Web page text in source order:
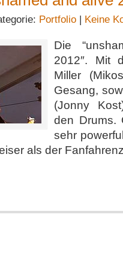
Portfolio | Keine
Die
2012″. Mit
Miller
Gesang,
(Jonny
den Drums.
sehr
als der